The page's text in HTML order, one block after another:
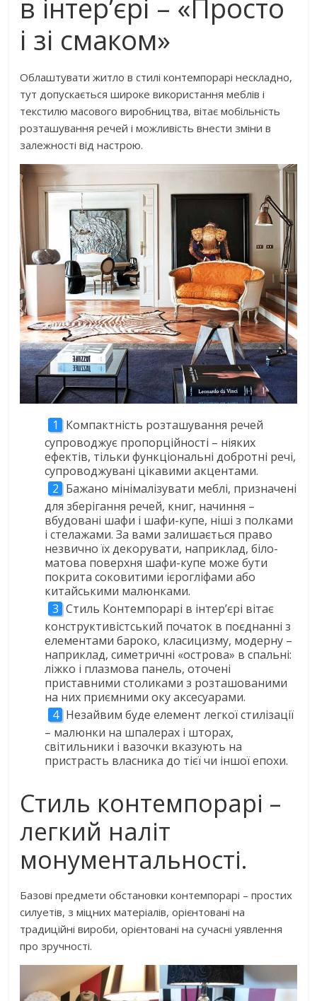
в інтер’єрі – «Просто
і зі смаком»
Облаштувати житло в стилі контемпорарі нескладно,
тут допускається широке використання меблів і
текстилю масового виробництва, вітає мобільність
розташування речей і можливість внести зміни в
залежності від настрою.
Компактність розташування речей
супроводжує пропорційності – ніяких
ефектів, тільки функціональні добротні речі,
супроводжувані цікавими акцентами.
Бажано мінімалізувати меблі, призначені
для зберігання речей, книг, начиння –
вбудовані шафи і шафи-купе, ніші з полками
і стелажами. За вами залишається право
незвично їх декорувати, наприклад, біло-
матова поверхня шафи-купе може бути
покрита соковитими ієрогліфами або
китайськими малюнками.
Стиль Контемпорарі в інтер’єрі вітає
конструктивістський початок в поєднанні з
елементами бароко, класицизму, модерну –
наприклад, симетричні «острова» в спальні:
ліжко і плазмова панель, оточені
приставними столиками з розташованими
на них приємними оку аксесуарами.
Незайвим буде елемент легкої стилізації
– малюнки на шпалерах і шторах,
світильники і вазочки вказують на
пристрасть власника до тієї чи іншої епохи.
Стиль контемпорарі –
легкий наліт
монументальності.
Базові предмети обстановки контемпорарі – простих
силуетів, з міцних матеріалів, орієнтовані на
традиційні вироби, орієнтовані на сучасні уявлення
про зручності.